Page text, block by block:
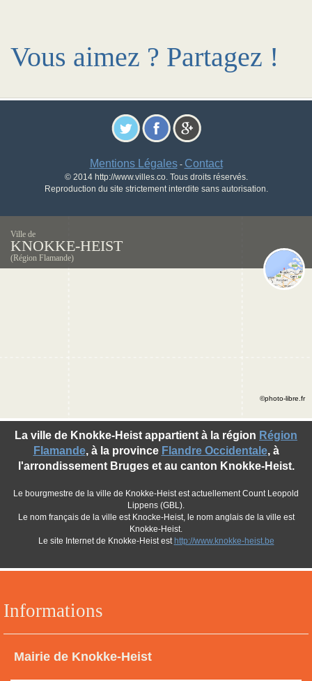
Vous aimez ? Partagez !
Mentions Légales- Contact
© 2014 http://www.villes.co. Tous droits réservés.
Reproduction du site strictement interdite sans autorisation.
Ville de
KNOKKE-HEIST
(Région Flamande)
Informations
Mairie de Knokke-Heist
La ville de Knokke-Heist appartient à la région Région
Flamande, à la province Flandre Occidentale, à
l'arrondissement Bruges et au canton Knokke-Heist.
Le bourgmestre de la ville de Knokke-Heist est actuellement Count Leopold
Lippens (GBL).
Le nom français de la ville est Knocke-Heist, le nom anglais de la ville est
Knokke-Heist.
Le site Internet de Knokke-Heist est http://www.knokke-heist.be
©photo-libre.fr